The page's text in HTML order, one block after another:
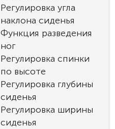
Регулировка угла
наклона сиденья
Функция разведения
ног
Регулировка спинки
по высоте
Регулировка глубины
сиденья
Регулировка ширины
сиденья